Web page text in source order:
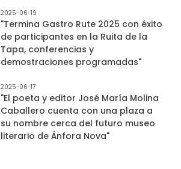
2025-06-19
"Termina Gastro Rute 2025 con éxito
de participantes en la Ruita de la
Tapa, conferencias y
demostraciones programadas"
2025-06-17
"El poeta y editor José María Molina
Caballero cuenta con una plaza a
su nombre cerca del futuro museo
literario de Ánfora Nova"